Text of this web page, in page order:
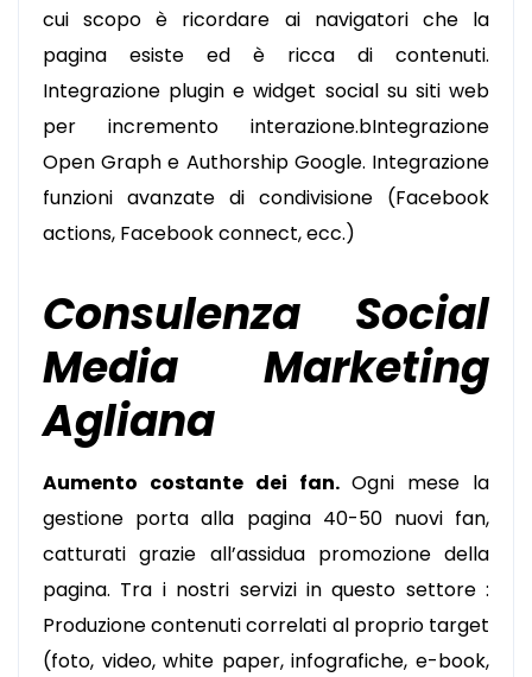
cui scopo è ricordare ai navigatori che la
pagina esiste ed è ricca di contenuti.
Integrazione plugin e widget social su siti web
per incremento interazione.bIntegrazione
Open Graph e Authorship Google. Integrazione
funzioni avanzate di condivisione (Facebook
actions, Facebook connect, ecc.)
Consulenza Social
Media Marketing
Agliana
Aumento costante dei fan.Ogni mese la
gestione porta alla pagina 40-50 nuovi fan,
catturati grazie all’assidua promozione della
pagina. Tra i nostri servizi in questo settore :
Produzione contenuti correlati al proprio target
(foto, video, white paper, infografiche, e-book,